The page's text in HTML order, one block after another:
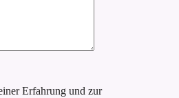
Erfahrung und zur